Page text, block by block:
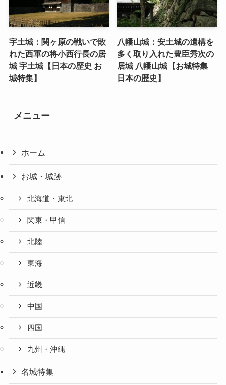
宇土城：関ヶ原の戦いで敗
れた西軍の将小西行長の居
城 宇土城【日本の歴史 お
城特集】
八幡山城：安土城の遺構を
多く取り入れた豊臣秀次の
居城 八幡山城【お城特集
日本の歴史】
メニュー
ホーム
お城・城跡
北海道・東北
関東・甲信
北陸
東海
近畿
中国
四国
九州・沖縄
名城特集